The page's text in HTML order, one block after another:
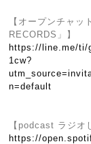
【オープンチャ
RECORDS」】
https://line.me/ti/
1cw?
n=default
【podcast ラジオ
https://